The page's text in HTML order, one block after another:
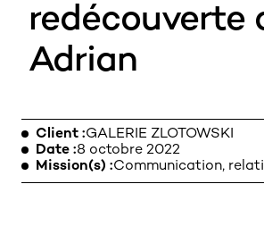
redécouverte
Adrian
Client GALERIE ZLOTOWSKI
Date 8 octobre 2022
Mission(s) Communication,